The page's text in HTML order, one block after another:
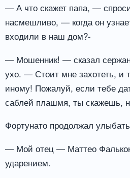
— А что скажет папа, —
насмешливо, — когда он
входили в наш дом?-
— Мошенник! — сказал
ухо. — Стоит мне захотеть, и
иному! Пожалуй, если тебе
саблей плашмя, ты скажешь,
Фортунато продолжал
— Мой отец — Маттео
ударением.